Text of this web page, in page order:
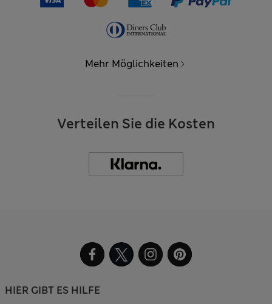
Mehr Möglichkeiten
Verteilen Sie die Kosten
HIER GIBT ES HILFE